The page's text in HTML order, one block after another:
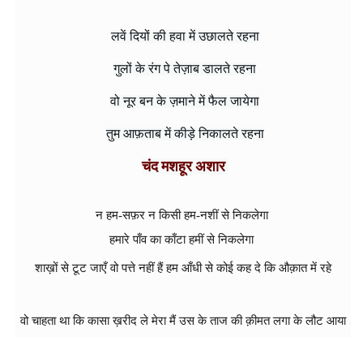
लवें दियों की हवा में उछालते रहना
गुलों के रंग पे तेज़ाब डालते रहना
वो नूर बन के ज़माने में फैल जायेगा
तुम आफ़ताब में कीड़े निकालते रहना
चंद मशहूर अशार
न हम-सफ़र न किसी हम-नशीं से निकलेगा
शाख़ों से टूट जाएँ वो पत्ते नहीं हैं हम आँधी से कोई कह दे कि औक़ात में रहे
वो चाहता था कि कासा ख़रीद ले मेरा मैं उस के ताज की क़ीमत लगा के लौट आया